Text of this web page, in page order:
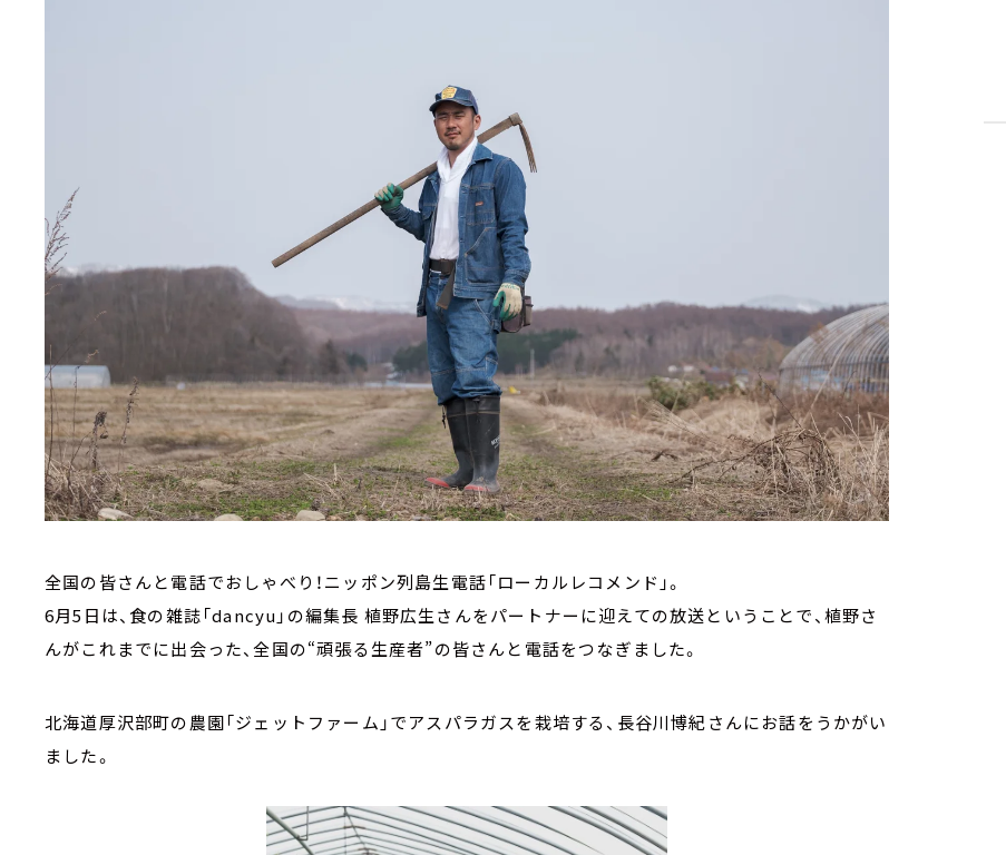
全国の皆さんと電話でおしゃべり！ニッポン列島生電話「ローカルレコメンド」。
6月5日は、食の雑誌「dancyu」の編集長 植野広生さんをパートナーに迎えての放送ということで、植野さ
んがこれまでに出会った、全国の“頑張る生産者”の皆さんと電話をつなぎました。
北海道厚沢部町の農園「ジェットファーム」でアスパラガスを栽培する、長谷川博紀さんにお話をうかがい
ました。